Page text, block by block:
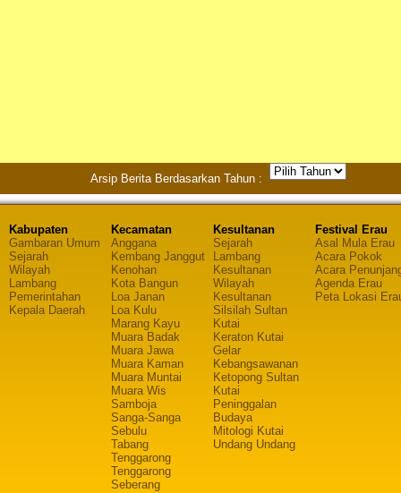
Arsip Berita Berdasarkan Tahun :
Kabupaten
Gambaran Umum
Sejarah
Wilayah
Lambang
Pemerintahan
Kepala Daerah
Kecamatan
Anggana
Kembang Janggut
Kenohan
Kota Bangun
Loa Janan
Loa Kulu
Marang Kayu
Muara Badak
Muara Jawa
Muara Kaman
Muara Muntai
Muara Wis
Samboja
Sanga-Sanga
Sebulu
Tabang
Tenggarong
Tenggarong
Seberang
Kesultanan
Sejarah
Lambang
Kesultanan
Wilayah
Kesultanan
Silsilah Sultan
Kutai
Keraton Kutai
Gelar
Kebangsawanan
Ketopong Sultan
Kutai
Peninggalan
Budaya
Mitologi Kutai
Undang Undang
Festival Erau
Asal Mula Erau
Acara Pokok
Acara
Agenda Erau
Peta Lokasi